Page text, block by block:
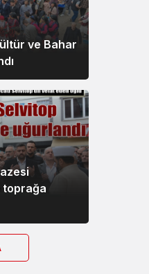
ve Bahar
toprağa